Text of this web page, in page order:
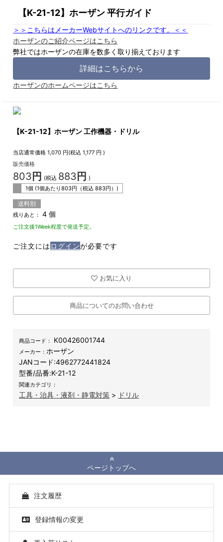
【K-21-12】ホーザン 平行ガイド
＞＞こちらはメーカーWebサイトへのリンクです。＜＜
ホーザンのご紹介ページはこちら
弊社ではホーザンの在庫を数多く取り揃えております
詳細はこちらから
ホーザンのホームページはこちら
【K-21-12】ホーザン 工作機器・ドリル
当店通常価格 1,070 円(税込1,177 円 )
販売価格
803 円 (税込 883 円 )
1個 (1個あたり803円（税込883円）)
送料別
残りあと： 4 個
ご注文後1Week程度で発送予定。
ご注文には ログインが必要です
お気に入り
商品についてのお問い合わせ
商品コード： K00426001744
メーカー：ホーザン
JANコード:4962772441824
型番/品番:K-21-12
関連カテゴリ：
工具・治具・液剤・静電対策 > ドリル
ページトップへ
注文履歴
登録情報の変更